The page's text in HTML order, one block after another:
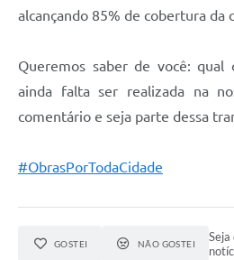
alcançando 85% de cobertura da
Queremos saber de você: qual
ainda falta ser realizada na
comentário e seja parte dessa
#ObrasPorTodaCidade
GOSTEI NÃO GOSTEI